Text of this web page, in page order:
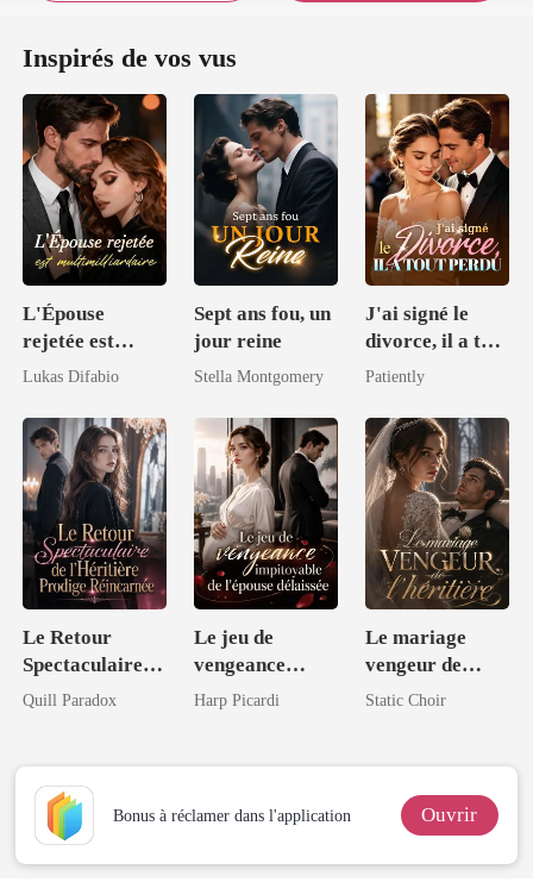
Inspirés de vos vus
L'Épouse
rejetée est
multimilliardair
Lukas Difabio
Sept ans fou, un
jour reine
Stella Montgomery
J'ai signé le
divorce, il a tout
perdu
Patiently
Le Retour
Spectaculaire
de l'Héritière
Quill Paradox
Le jeu de
vengeance
impitoyable de
Harp Picardi
Le mariage
vengeur de
l'héritière
Static Choir
Bonus à réclamer dans l'application Ouvrir